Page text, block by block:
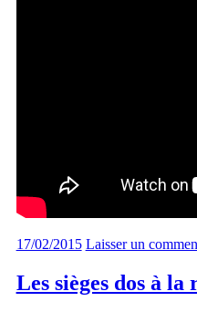
17/02/2015 Laisser un
Les sièges dos à